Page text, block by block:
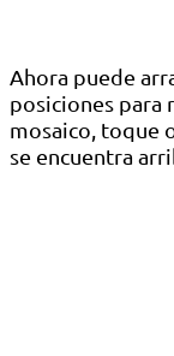
Ahora puede
posiciones para
mosaico, toque
se encuentra